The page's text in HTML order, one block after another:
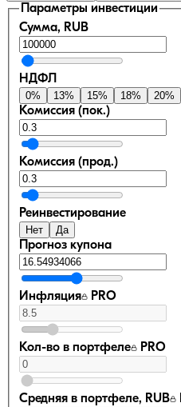
Параметры инвестиции
Сумма, RUB
НДФЛ
0% 13% 15% 18% 20%
Комиссия (пок.)
Комиссия (прод.)
Реинвестирование
Нет Да
Прогноз купона
Инфляция PRO
Кол-во в портфеле PRO
Средняя в портфеле, RUB